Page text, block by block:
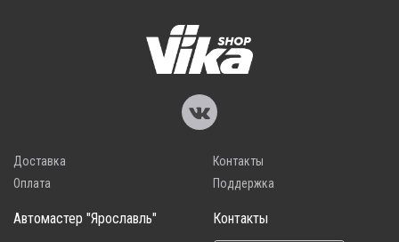
Доставка
Оплата
Контакты
Поддержка
Автомастер "Ярославль" Контакты